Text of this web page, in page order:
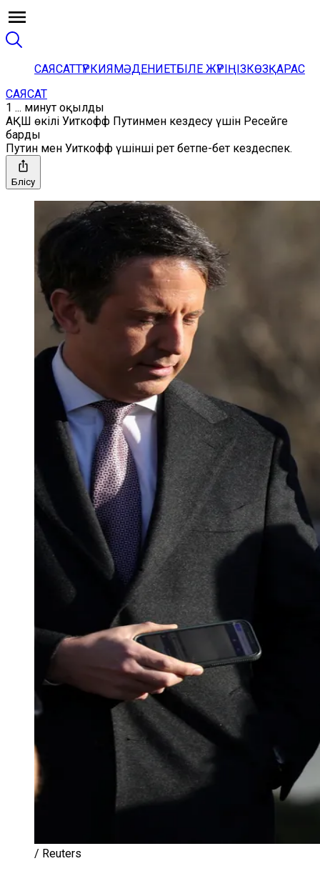
САЯСАТТҮРКИЯМӘДЕНИЕТБІЛЕ ЖҮРІҢІЗКӨЗҚАРАС
САЯСАТ
1 ... минут оқылды
АҚШ өкілі Уиткофф Путинмен кездесу үшін Ресейге
барды
Путин мен Уиткофф үшінші рет бетпе-бет кездеспек.
Бөлісу
/ Reuters